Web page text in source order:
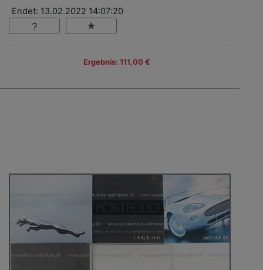
Endet: 13.02.2022 14:07:20
Ergebnis: 111,00 €